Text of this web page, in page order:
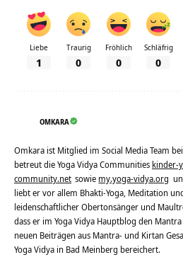
Liebe
1
Traurig
0
Fröhlich
0
Schläfrig
0
OMKARA
Omkara ist Mitglied im Social Media Team
betreut die Yoga Vidya Communities kinder-
community.net sowie my.yoga-vidya.org
liebt er vor allem Bhakti-Yoga, Meditation
leidenschaftlicher Obertonsänger und
dass er im Yoga Vidya Hauptblog den
neuen Beiträgen aus Mantra- und Kirtan
Yoga Vidya in Bad Meinberg bereichert.